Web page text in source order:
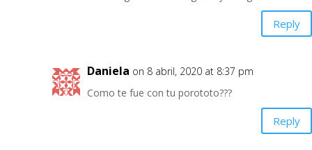
Reply
Daniela on 8 abril, 2020 at 8:37 pm
Como te fue con tu porototo???
Reply